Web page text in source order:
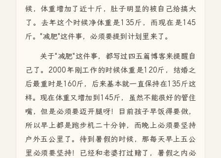
候，体重增加了近十斤，肚子明显的被自己给搞大
了。去年这个时候净体重是135斤，而现在是145
斤。"减肥"这件事，必须要提到计划里来了。
关于"减肥"这件事，都写过四五篇博客来提醒自
己了。2000年刚工作的时候体重是120斤，结婚之
后最重时是160斤，后来基本就一直保持在135斤这
样。现在体重又增加到145斤，虽然不能很好的管住
嘴，但是必须要迈开腿呀！目前孩子早饭得要做，
所以早上都是跑步机二十分钟，而晚上必须要坚持
户外五公里了。待到暑假的时候，那每天早上五公
里必须要坚持！已经和老婆打过赌了，暑假之内必